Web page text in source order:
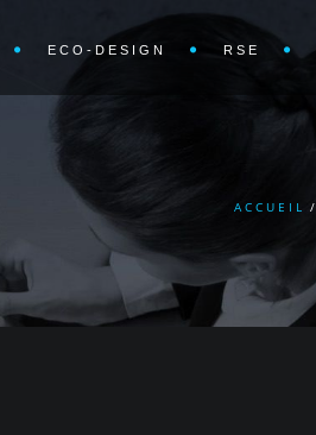
ECO-DESIGN RSE
ACCUEIL /